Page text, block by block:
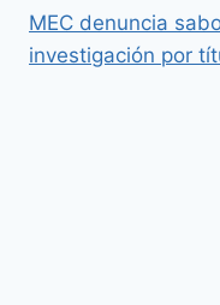
MEC denuncia
investigación por